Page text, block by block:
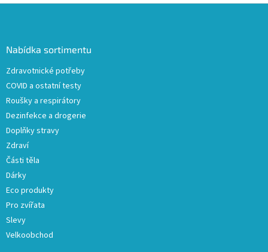
v
Nabídka sortimentu
Zdravotnické potřeby
COVID a ostatní testy
Roušky a respirátory
Dezinfekce a drogerie
Doplňky stravy
Zdraví
Části těla
Dárky
Eco produkty
Pro zvířata
Slevy
Velkoobchod